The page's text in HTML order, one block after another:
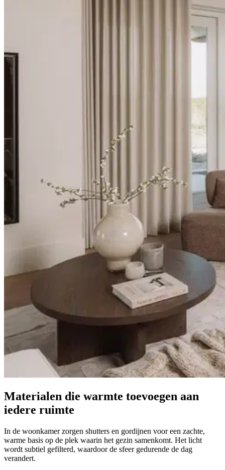
Materialen die warmte toevoegen aan
iedere ruimte
In de woonkamer zorgen shutters en gordijnen voor een zachte,
warme basis op de plek waarin het gezin samenkomt. Het licht
wordt subtiel gefilterd, waardoor de sfeer gedurende de dag
verandert.